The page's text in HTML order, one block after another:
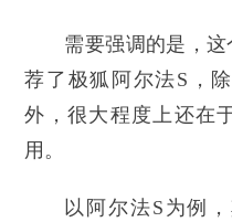
需要强调的是，
荐了极狐阿尔法S，
外，很大程度上还
用。
以阿尔法S为例